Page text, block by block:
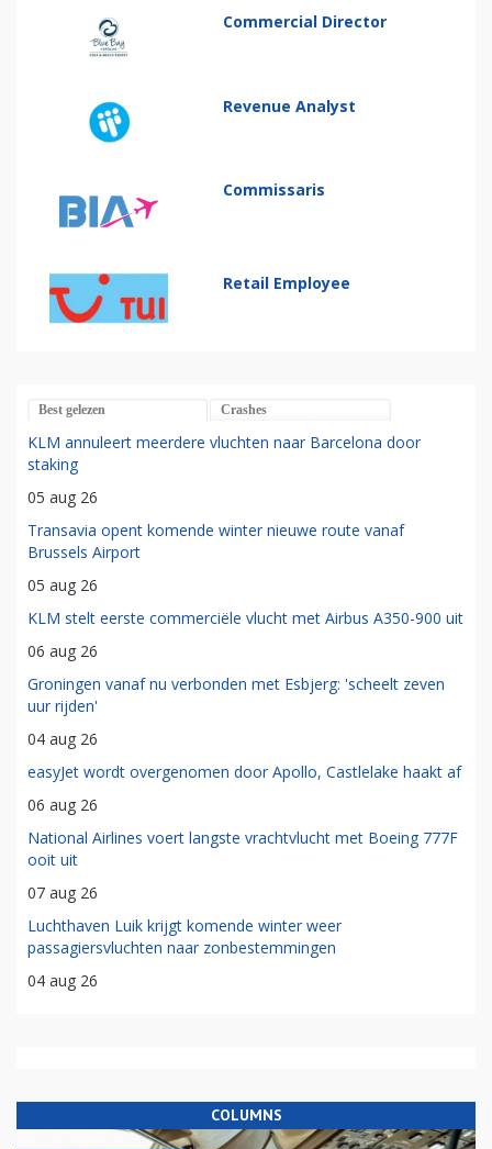
Commercial Director
Revenue Analyst
Commissaris
Retail Employee
Best gelezen Crashes
KLM annuleert meerdere vluchten naar Barcelona door
staking
05 aug 26
Transavia opent komende winter nieuwe route vanaf
Brussels Airport
05 aug 26
KLM stelt eerste commerciële vlucht met Airbus A350-900 uit
06 aug 26
Groningen vanaf nu verbonden met Esbjerg: 'scheelt zeven
uur rijden'
04 aug 26
easyJet wordt overgenomen door Apollo, Castlelake haakt af
06 aug 26
National Airlines voert langste vrachtvlucht met Boeing 777F
ooit uit
07 aug 26
Luchthaven Luik krijgt komende winter weer
passagiersvluchten naar zonbestemmingen
04 aug 26
COLUMNS